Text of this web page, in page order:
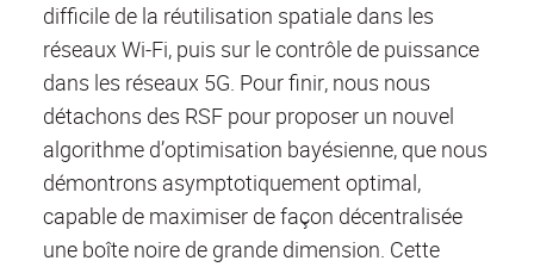
difficile de la réutilisation spatiale dans les
réseaux Wi-Fi, puis sur le contrôle de puissance
dans les réseaux 5G. Pour finir, nous nous
détachons des RSF pour proposer un nouvel
algorithme d’optimisation bayésienne, que nous
démontrons asymptotiquement optimal,
capable de maximiser de façon décentralisée
une boîte noire de grande dimension. Cette